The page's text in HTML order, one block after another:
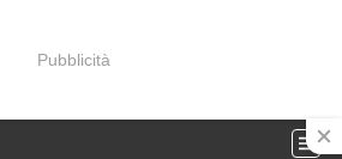
Pubblicità